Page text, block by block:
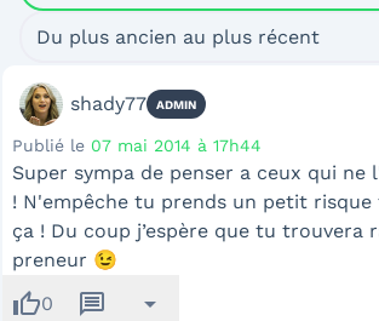
Du plus ancien au plus récent
shady77 ADMIN
Publié le 07 mai 2014 à 17h44
Super sympa de penser a ceux qui ne
! N'empêche tu prends un petit
ça ! Du coup j’espère que tu trouvera
preneur 😉
thumb_up0 message arrow_drop_down